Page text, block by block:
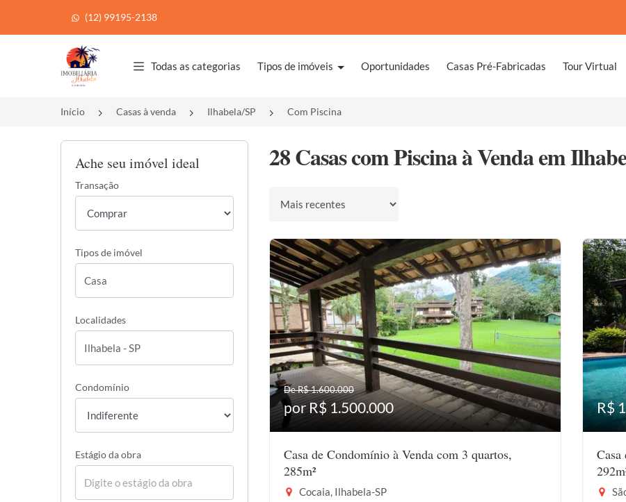
(12) 99195-2138
Página inicial
Todas as categorias Tipos de imóveis Oportunidades Casas Pré-Fabricadas Tour Virtual
Início Casas à venda Ilhabela/SP Com Piscina
Ache seu imóvel ideal
Transação
Tipos de imóvel
Localidades
Condomínio
Estágio da obra
28 Casas com Piscina à Venda em
Ordenar por
De R$ 1.600.000
por R$ 1.500.000
Casa de Condomínio à Venda com 3 quartos,
285m²
Cocaia, Ilhabela-SP
R$